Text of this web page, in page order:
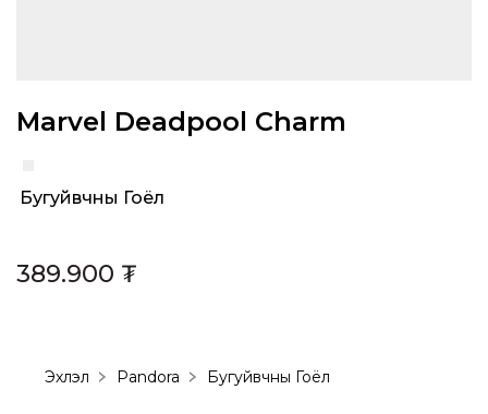
Marvel Deadpool Charm
Бугуйвчны Гоёл
389.900 ₮
Эхлэл Pandora Бугуйвчны Гоёл